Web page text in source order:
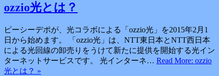
ozzio光とは？
ピーシーデポが、光コラボによる「ozzio光」を2015年2月1
日から始めます。 「ozzio光」は、NTT東日本とNTT西日本
による光回線の卸売りをうけて新たに提供を開始する光イン
ターネットサービスです。 光インターネ… Read More: ozzio
光とは？ »